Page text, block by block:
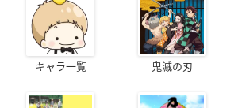
キャラ一覧 鬼滅の刃